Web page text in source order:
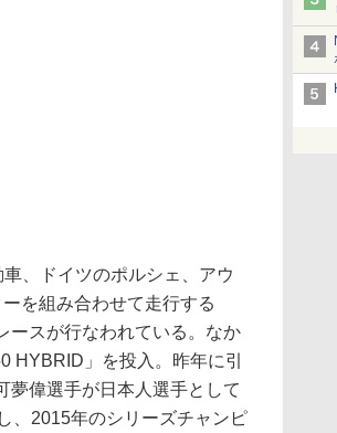
、ドイツのポルシェ、アウ
を組み合わせて走行する
ースが行なわれている。なか
HYBRID」を投入。昨年に引
夢偉選手が日本人選手として
、2015年のシリーズチャンピ